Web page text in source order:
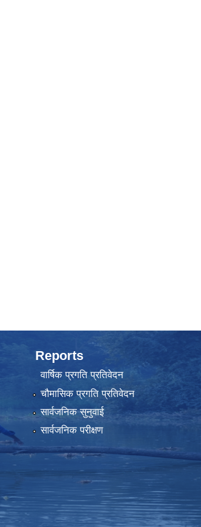
Reports
वार्षिक प्रगति प्रतिवेदन
चौमासिक प्रगति प्रतिवेदन
सार्वजनिक सुनुवाई
सार्वजनिक परीक्षण